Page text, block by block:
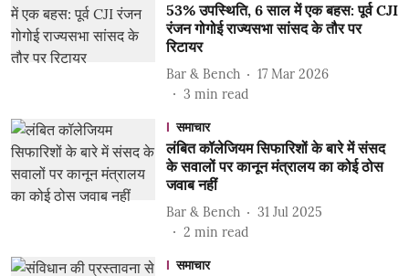
53% उपस्थिति, 6 साल में एक बहस: पूर्व CJI
रंजन गोगोई राज्यसभा सांसद के तौर पर
रिटायर
Bar & Bench
17 Mar 2026
3 min read
समाचार
लंबित कॉलेजियम सिफारिशों के बारे में संसद
के सवालों पर कानून मंत्रालय का कोई ठोस
जवाब नहीं
Bar & Bench
31 Jul 2025
2 min read
समाचार